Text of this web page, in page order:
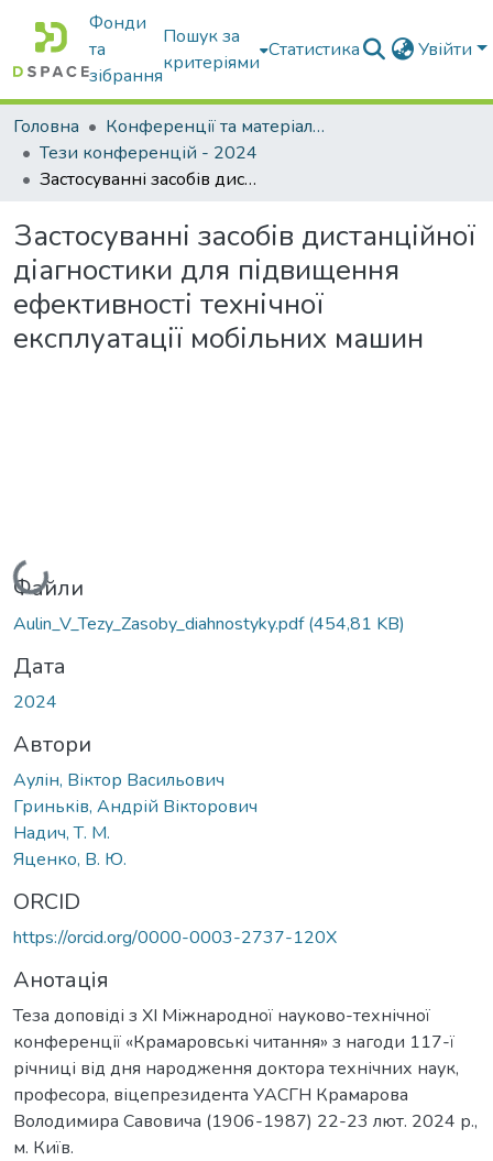
Фонди
та
зібрання
Пошук за
критеріями
Статистика Увійти
Головна
Конференції та матеріали конференцій
Тези конференцій - 2024
Застосуванні засобів дистанційної діагностики для підвищення ефективності технічної експлуатації мобільних машин
Застосуванні засобів дистанційної
діагностики для підвищення
ефективності технічної
експлуатації мобільних машин
Вантажиться...
Файли
Aulin_V_Tezy_Zasoby_diahnostyky.pdf(454,81 KB)
Дата
2024
Автори
Аулін, Віктор Васильович
Гриньків, Андрій Вікторович
Надич, Т. М.
Яценко, В. Ю.
ORCID
https://orcid.org/0000-0003-2737-120X
Анотація
Теза доповіді з ХІ Міжнародної науково-технічної
конференції «Крамаровські читання» з нагоди 117-ї
річниці від дня народження доктора технічних наук,
професора, віцепрезидента УАСГН Крамарова
Володимира Савовича (1906-1987) 22-23 лют. 2024 р.,
м. Київ.